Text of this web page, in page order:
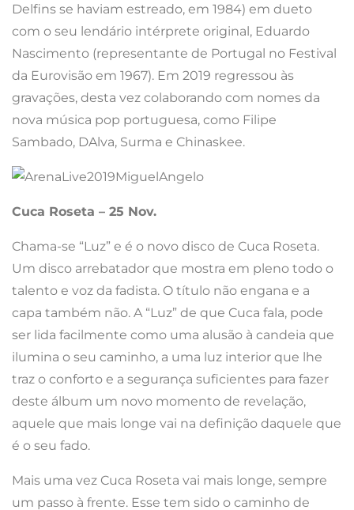
Delfins se haviam estreado, em 1984) em dueto
com o seu lendário intérprete original, Eduardo
Nascimento (representante de Portugal no Festival
da Eurovisão em 1967). Em 2019 regressou às
gravações, desta vez colaborando com nomes da
nova música pop portuguesa, como Filipe
Sambado, DAlva, Surma e Chinaskee.
Cuca Roseta – 25 Nov.
Chama-se “Luz” e é o novo disco de Cuca Roseta.
Um disco arrebatador que mostra em pleno todo o
talento e voz da fadista. O título não engana e a
capa também não. A “Luz” de que Cuca fala, pode
ser lida facilmente como uma alusão à candeia que
ilumina o seu caminho, a uma luz interior que lhe
traz o conforto e a segurança suficientes para fazer
deste álbum um novo momento de revelação,
aquele que mais longe vai na definição daquele que
é o seu fado.
Mais uma vez Cuca Roseta vai mais longe, sempre
um passo à frente. Esse tem sido o caminho de